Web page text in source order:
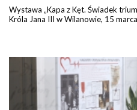
Wystawa „Kapa z Kęt. Świadek
Króla Jana III w Wilanowie, 15